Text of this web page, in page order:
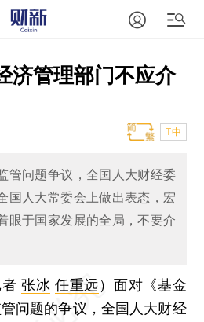
济管理部门不应介
T中
管问题争议，全国人大财经委
国人大常委会上做出表态，宏
眼于国家发展的全局，不要介
者张冰 任重远） 面对《基金
问题的争议，全国人大财经